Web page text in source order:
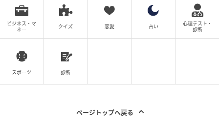
出店では、長岡京市の老舗クロワッサン専門店「New
ビジネス・マ
ネー
クイズ 恋愛 占い
心理テスト・
診断
スポーツ 診断
ページトップへ戻る